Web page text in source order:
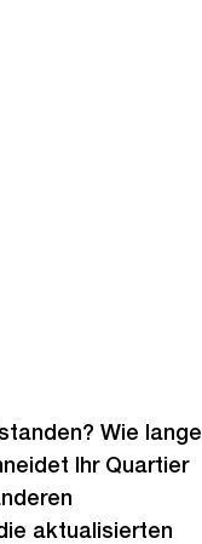
Wie lange
Ihr Quartier
aktualisierten